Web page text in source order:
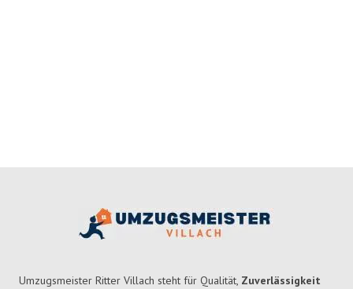
Umzugsmeister Ritter Villach steht für Qualität, Zuverlässigkeit